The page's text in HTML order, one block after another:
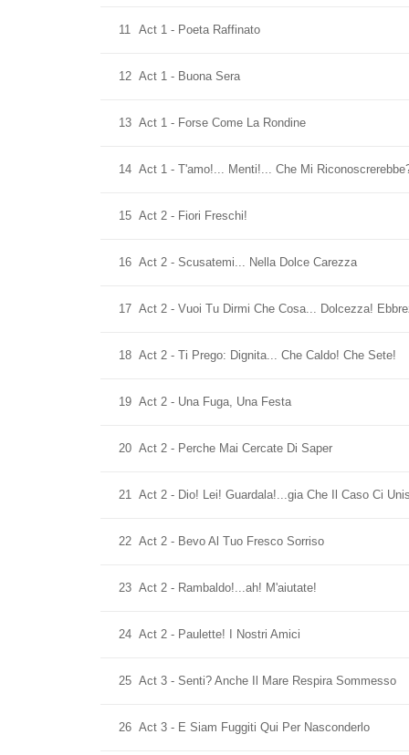
11 Act 1 - Poeta Raffinato
12 Act 1 - Buona Sera
13 Act 1 - Forse Come La Rondine
14 Act 1 - T'amo!... Menti!... Che Mi
15 Act 2 - Fiori Freschi!
16 Act 2 - Scusatemi... Nella Dolce Carezza
17 Act 2 - Vuoi Tu Dirmi Che Cosa... Dolcezza!
18 Act 2 - Ti Prego: Dignita... Che Caldo! Che Sete!
19 Act 2 - Una Fuga, Una Festa
20 Act 2 - Perche Mai Cercate Di Saper
21 Act 2 - Dio! Lei! Guardala!...gia Che Il Caso Ci
22 Act 2 - Bevo Al Tuo Fresco Sorriso
23 Act 2 - Rambaldo!...ah! M'aiutate!
24 Act 2 - Paulette! I Nostri Amici
25 Act 3 - Senti? Anche Il Mare Respira Sommesso
26 Act 3 - E Siam Fuggiti Qui Per Nasconderlo